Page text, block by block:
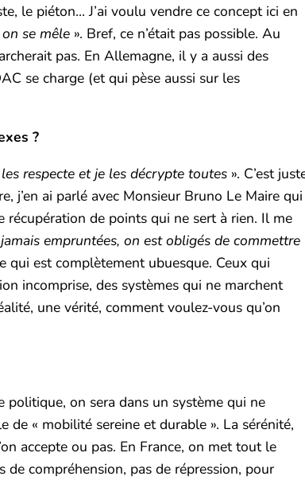
le piéton… J’ai voulu vendre ce concept ici en
se mêle». Bref, ce n’était pas possible. Au
pas. En Allemagne, il y a aussi des
se charge (et qui pèse aussi sur les
?
respecte et je les décrypte toutes». C’est
j’en ai parlé avec Monsieur Bruno Le Maire qui
récupération de points qui ne sert à rien. Il me
empruntées, on est obligés de commettre
qui est complètement ubuesque. Ceux qui
incomprise, des systèmes qui ne marchent
une vérité, comment voulez-vous qu’on
politique, on sera dans un système qui ne
de « mobilité sereine et durable ». La sérénité,
accepte ou pas. En France, on met tout le
compréhension, pas de répression, pour